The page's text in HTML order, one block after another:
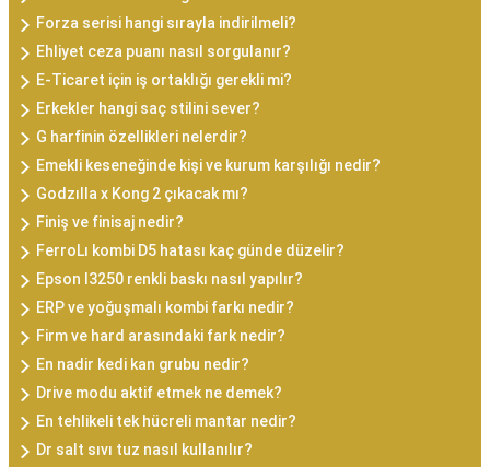
Forza serisi hangi sırayla indirilmeli?
Ehliyet ceza puanı nasıl sorgulanır?
E-Ticaret için iş ortaklığı gerekli mi?
Erkekler hangi saç stilini sever?
G harfinin özellikleri nelerdir?
Emekli keseneğinde kişi ve kurum karşılığı nedir?
Godzılla x Kong 2 çıkacak mı?
Finiş ve finisaj nedir?
FerroLı kombi D5 hatası kaç günde düzelir?
Epson l3250 renkli baskı nasıl yapılır?
ERP ve yoğuşmalı kombi farkı nedir?
Firm ve hard arasındaki fark nedir?
En nadir kedi kan grubu nedir?
Drive modu aktif etmek ne demek?
En tehlikeli tek hücreli mantar nedir?
Dr salt sıvı tuz nasıl kullanılır?